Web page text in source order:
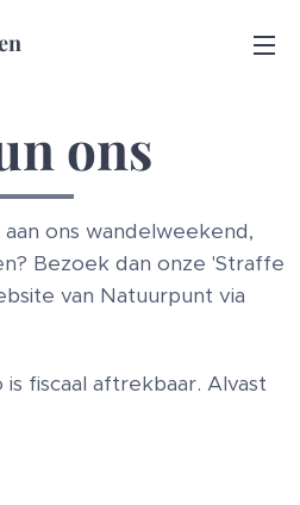
ons
ons wandelweekend,
Bezoek dan onze 'Straffe
van Natuurpunt via
fiscaal aftrekbaar. Alvast